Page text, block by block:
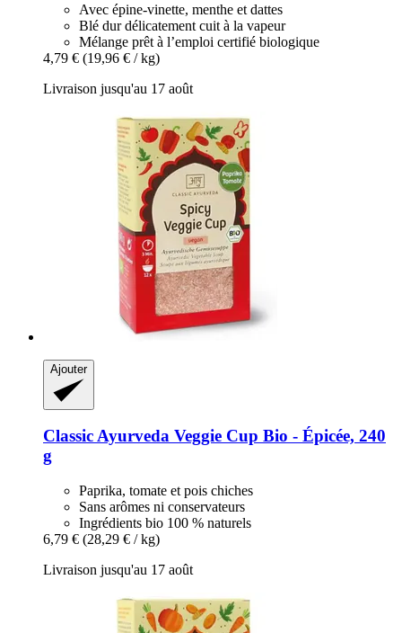
Avec épine-vinette, menthe et dattes
Blé dur délicatement cuit à la vapeur
Mélange prêt à l’emploi certifié biologique
4,79 € (19,96 € / kg)
Livraison jusqu'au 17 août
Ajouter
Classic Ayurveda Veggie Cup Bio -​ Épicée, 240
g
Paprika, tomate et pois chiches
Sans arômes ni conservateurs
Ingrédients bio 100 % naturels
6,79 € (28,29 € / kg)
Livraison jusqu'au 17 août